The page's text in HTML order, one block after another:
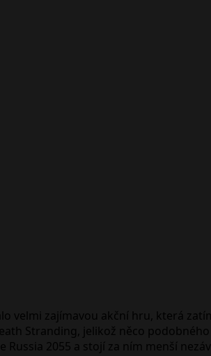
velmi zajímavou akční hru, která
Stranding, jelikož něco
2055 a stojí za ním menší